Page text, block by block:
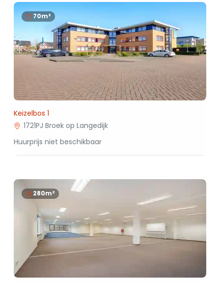
70m²
Keizelbos 1
1721PJ Broek op Langedijk
Huurprijs niet beschikbaar
280m²